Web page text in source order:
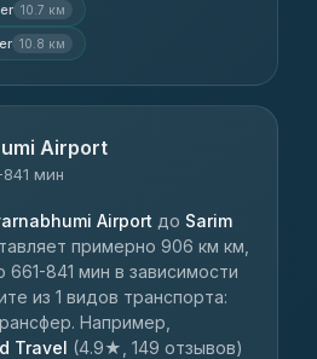
10.7 км
10.8 км
Airport
мин
Airport до Sarim
примерно 906 км км,
661-841 мин в зависимости
из 1 видов транспорта:
Например,
Travel (4.9★, 149 отзывов)